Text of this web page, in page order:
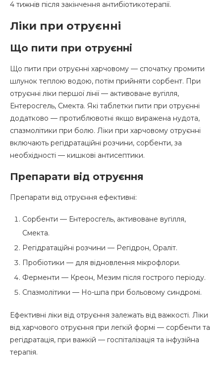
4 тижнів після закінчення антибіотикотерапії.
Ліки при отруєнні
Що пити при отруєнні
Що пити при отруєнні харчовому — спочатку промити
шлунок теплою водою, потім прийняти сорбент. При
отруєнні ліки першої лінії — активоване вугілля,
Ентеросгель, Смекта. Які таблетки пити при отруєнні
додатково — протиблювотні якщо виражена нудота,
спазмолітики при болю. Ліки при харчовому отруєнні
включають регідратаційні розчини, сорбенти, за
необхідності — кишкові антисептики.
Препарати від отруєння
Препарати від отруєння ефективні:
Сорбенти — Ентеросгель, активоване вугілля,
Смекта.
Регідратаційні розчини — Регідрон, Ораліт.
Пробіотики — для відновлення мікрофлори.
Ферменти — Креон, Мезим після гострого періоду.
Спазмолітики — Но-шпа при больовому синдромі.
Ефективні ліки від отруєння залежать від важкості. Ліки
від харчового отруєння при легкій формі — сорбенти та
регідратація, при важкій — госпіталізація та інфузійна
терапія.